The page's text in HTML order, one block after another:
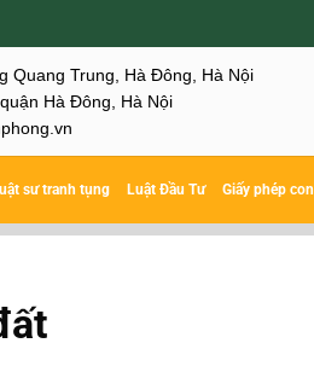
Quang Trung, Hà Đông, Hà Nội
Hà Đông, Hà Nội
sư tranh tụng Luật Đầu Tư Giấy phép con